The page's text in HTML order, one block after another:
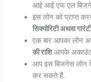
आई आई एफ एल
इस लोन को प्राप्त
सिक्योरिटी अथवा
एक बार आपका लोन
की राशिआपके अकाउंट
आप इस बिजनेस लोन
कर सकते हैं.